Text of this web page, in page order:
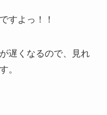
すよっ！！
遅くなるので、見れ
。